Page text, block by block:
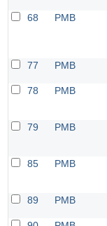
68 PMB
77 PMB
78 PMB
79 PMB
85 PMB
89 PMB